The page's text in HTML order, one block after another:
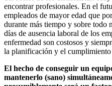
encontrar profesionales. En el
empleados de mayor edad que
durante más tiempo y sobre
días de ausencia laboral de los
enfermedad son costosos y
la planificación y el cumplimiento
El hecho de conseguir un
mantenerlo (sano)